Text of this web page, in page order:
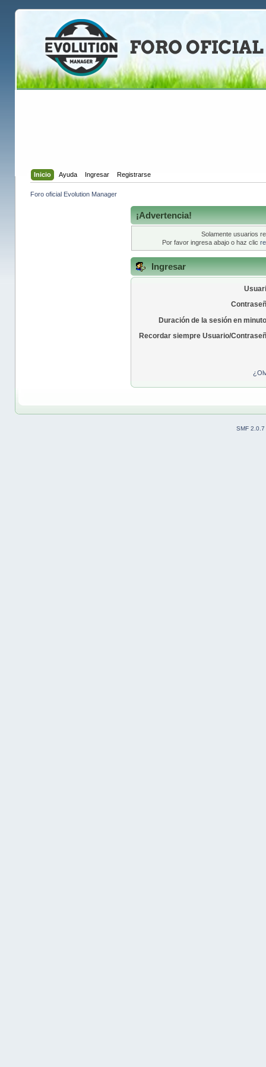
Inicio Ayuda Ingresar Registrarse
Foro oficial Evolution Manager
¡Advertencia!
Solamente usuarios
Por favor ingresa abajo o haz clic
Ingresar
Duración de la sesión en
Recordar siempre Usuario/
SMF 2.0.7